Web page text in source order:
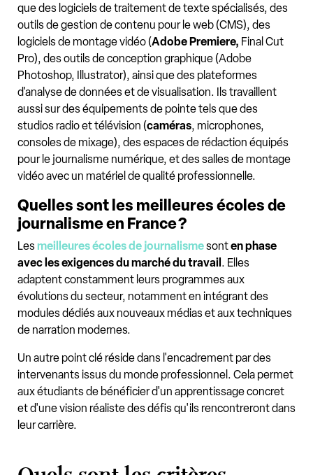
que des logiciels de traitement de texte spécialisés, des
outils de gestion de contenu pour le web (CMS), des
logiciels de montage vidéo (Adobe Premiere, Final Cut
Pro), des outils de conception graphique (Adobe
Photoshop, Illustrator), ainsi que des plateformes
d'analyse de données et de visualisation. Ils travaillent
aussi sur des équipements de pointe tels que des
studios radio et télévision (caméras, microphones,
consoles de mixage), des espaces de rédaction équipés
pour le journalisme numérique, et des salles de montage
vidéo avec un matériel de qualité professionnelle.
Quelles sont les meilleures écoles de
journalisme en France ?
Lesmeilleures écoles de journalismesonten phase
avec les exigences du marché du travail . Elles
adaptent constamment leurs programmes aux
évolutions du secteur, notamment en intégrant des
modules dédiés aux nouveaux médias et aux techniques
de narration modernes.
Un autre point clé réside dans l'encadrement par des
intervenants issus du monde professionnel. Cela permet
aux étudiants de bénéficier d'un apprentissage concret
et d'une vision réaliste des défis qu'ils rencontreront dans
leur carrière.